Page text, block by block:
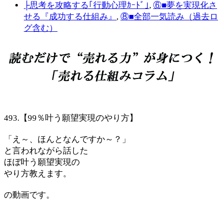
├思考を攻略する｢行動心理ｶｰﾄﾞ｣ , ⑥■夢を実現化さ
せる『成功する仕組み』 , ⑧■全部一気読み（過去ロ
グ含む）
493.【99％叶う願望実現のやり方】
「え～、ほんとなんですか～？」
と言われながら話した
ほぼ叶う願望実現の
やり方教えます。
の動画です。